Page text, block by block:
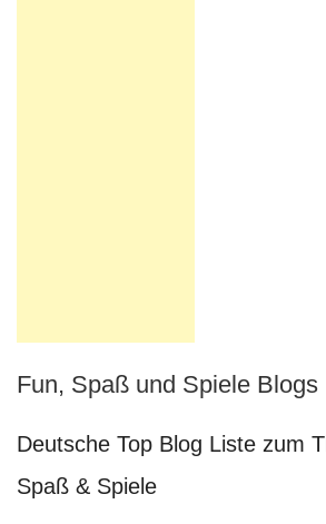
Fun, Spaß und Spiele Blogs
Deutsche Top Blog Liste zum
Spaß & Spiele